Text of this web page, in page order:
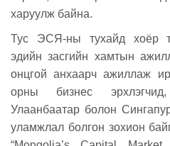
харуулж байна.
Тус ЭСЯ-ны тухайд хоёр
эдийн засгийн хамтын
онцгой анхаарч ажиллаж
орны бизнес
Улаанбаатар болон
уламжлал болгон зохион